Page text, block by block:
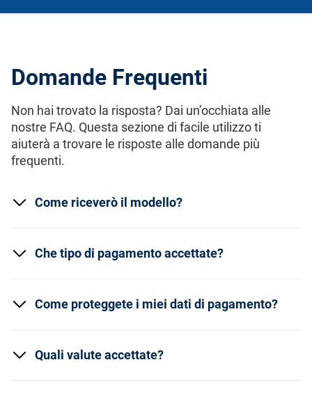
Domande Frequenti
Non hai trovato la risposta? Dai un’occhiata alle
nostre FAQ. Questa sezione di facile utilizzo ti
aiuterà a trovare le risposte alle domande più
frequenti.
Come riceverò il modello?
Che tipo di pagamento accettate?
Come proteggete i miei dati di pagamento?
Quali valute accettate?